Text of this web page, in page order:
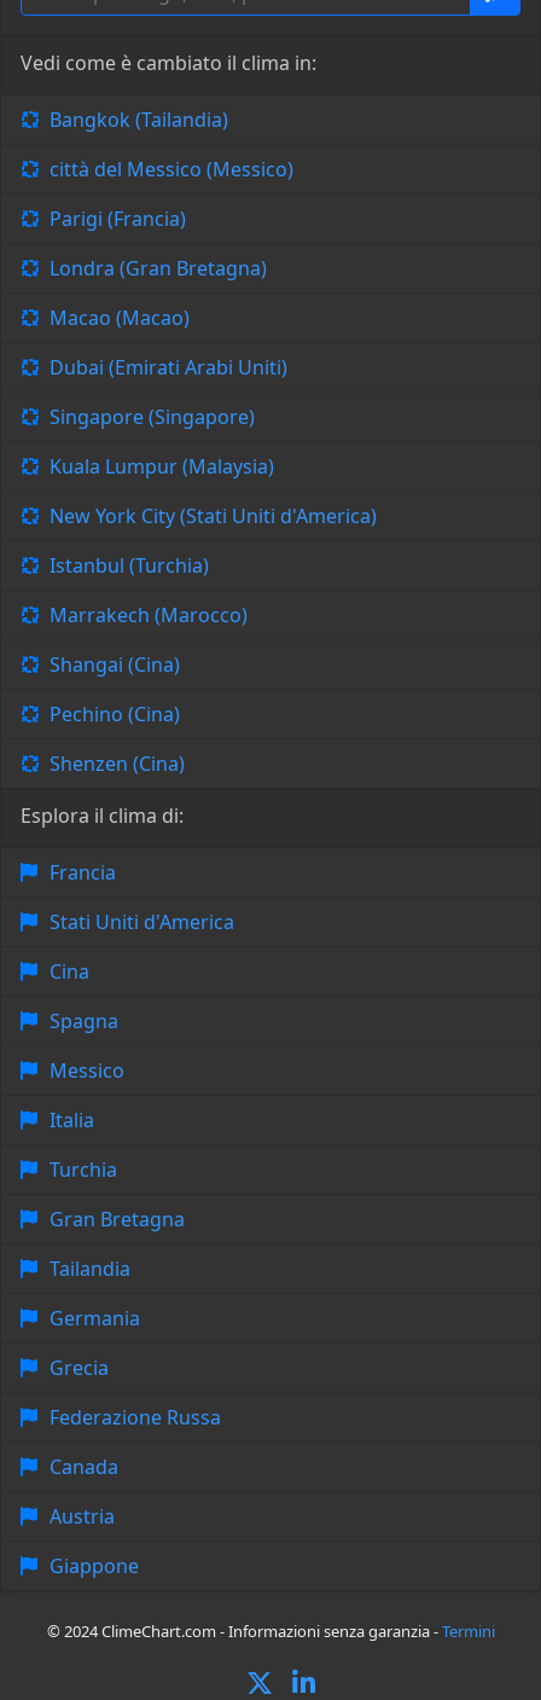
Vedi come è cambiato il clima in:
Bangkok (Tailandia)
città del Messico (Messico)
Parigi (Francia)
Londra (Gran Bretagna)
Macao (Macao)
Dubai (Emirati Arabi Uniti)
Singapore (Singapore)
Kuala Lumpur (Malaysia)
New York City (Stati Uniti d'America)
Istanbul (Turchia)
Marrakech (Marocco)
Shangai (Cina)
Pechino (Cina)
Shenzen (Cina)
Esplora il clima di:
Francia
Stati Uniti d'America
Cina
Spagna
Messico
Italia
Turchia
Gran Bretagna
Tailandia
Germania
Grecia
Federazione Russa
Canada
Austria
Giappone
© 2024 ClimeChart.com - Informazioni senza garanzia -Termini